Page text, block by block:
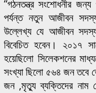
“গঠনতন্ত্র সংশোধনীর জন্য
পর্যন্ত নতুন আজীবন
উল্লেখ্য যে আজীবন
বিবেচিত হবেন। ২০১৭
হয়েছিলো সিলেকশনের
সংখ্যা ছিলো ৫৬৪ জন তবে
জন ,মৃত্যু ব্যক্তিদের নাম